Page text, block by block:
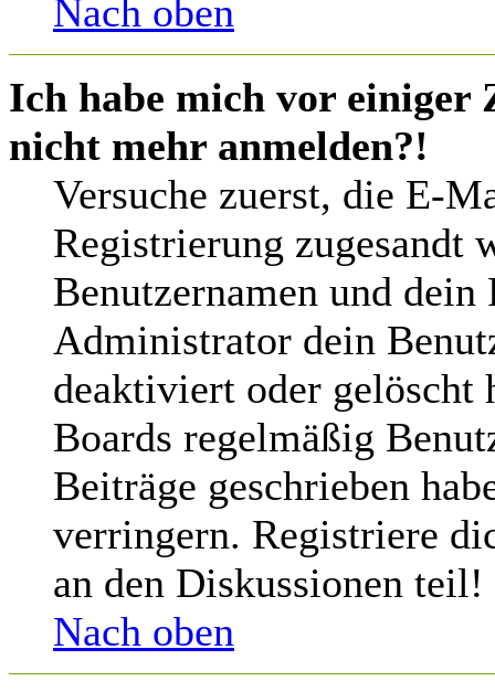
Nach oben
Ich habe mich vor
nicht mehr anmelden?!
Versuche zuerst, die E-
Registrierung zugesandt
Benutzernamen und dein
Administrator dein
deaktiviert oder gelöscht
Boards regelmäßig
Beiträge geschrieben
verringern. Registriere
an den Diskussionen teil!
Nach oben